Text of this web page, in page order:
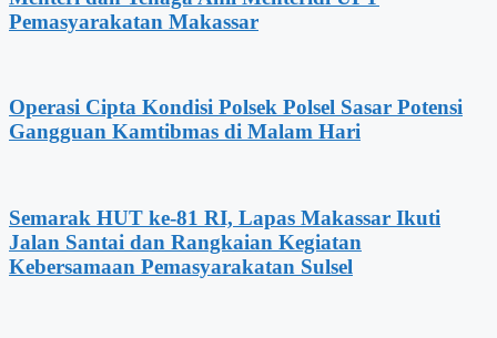
Pemasyarakatan Makassar
Operasi Cipta Kondisi Polsek Polsel Sasar Potensi
Gangguan Kamtibmas di Malam Hari
Semarak HUT ke-81 RI, Lapas Makassar Ikuti
Jalan Santai dan Rangkaian Kegiatan
Kebersamaan Pemasyarakatan Sulsel